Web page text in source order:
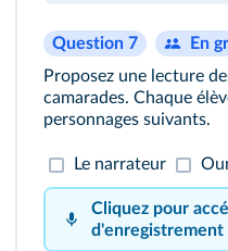
Question 7
En
Proposez une lecture
camarades. Chaque
personnages suivants.
Le narrateur
Cliquez pour
d'enregistrement